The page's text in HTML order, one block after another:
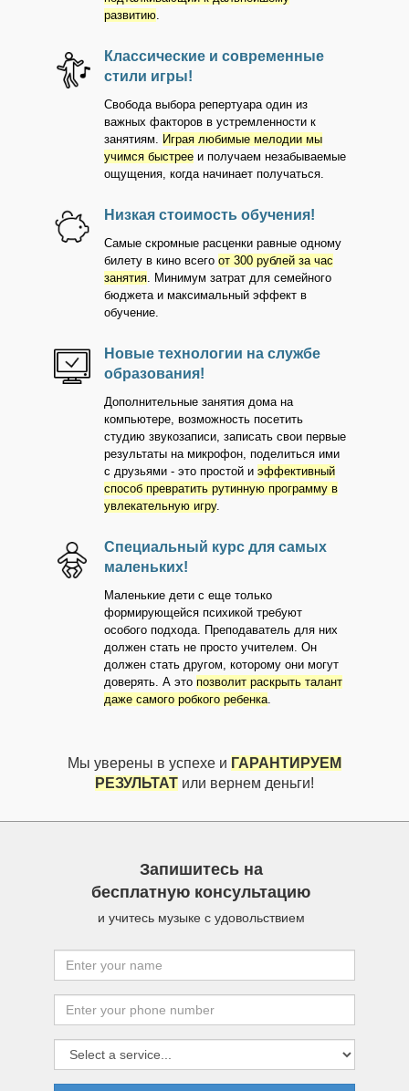
развитию.
Классические и современные
стили игры!
Свобода выбора репертуара один из
важных факторов в устремленности к
занятиям. Играя любимые мелодии мы
учимся быстрее и получаем незабываемые
ощущения, когда начинает получаться.
Низкая стоимость обучения!
Самые скромные расценки равные одному
билету в кино всего от 300 рублей за час
занятия. Минимум затрат для семейного
бюджета и максимальный эффект в
обучение.
Новые технологии на службе
образования!
Дополнительные занятия дома на
компьютере, возможность посетить
студию звукозаписи, записать свои первые
результаты на микрофон, поделиться ими
с друзьями - это простой и эффективный
способ превратить рутинную программу в
увлекательную игру.
Специальный курс для самых
маленьких!
Маленькие дети с еще только
формирующейся психикой требуют
особого подхода. Преподаватель для них
должен стать не просто учителем. Он
должен стать другом, которому они могут
доверять. А это позволит раскрыть талант
даже самого робкого ребенка.
Мы уверены в успехе и ГАРАНТИРУЕМ
РЕЗУЛЬТАТ или вернем деньги!
Запишитесь на
бесплатную консультацию
и учитесь музыке с удовольствием